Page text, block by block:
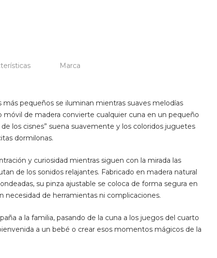
Marca
más pequeños se iluminan mientras suaves melodías
móvil de madera convierte cualquier cuna en un pequeño
los cisnes” suena suavemente y los coloridos juguetes
dormilonas.
y curiosidad mientras siguen con la mirada las
de los sonidos relajantes. Fabricado en madera natural
su pinza ajustable se coloca de forma segura en
necesidad de herramientas ni complicaciones.
a la familia, pasando de la cuna a los juegos del cuarto
a un bebé o crear esos momentos mágicos de la